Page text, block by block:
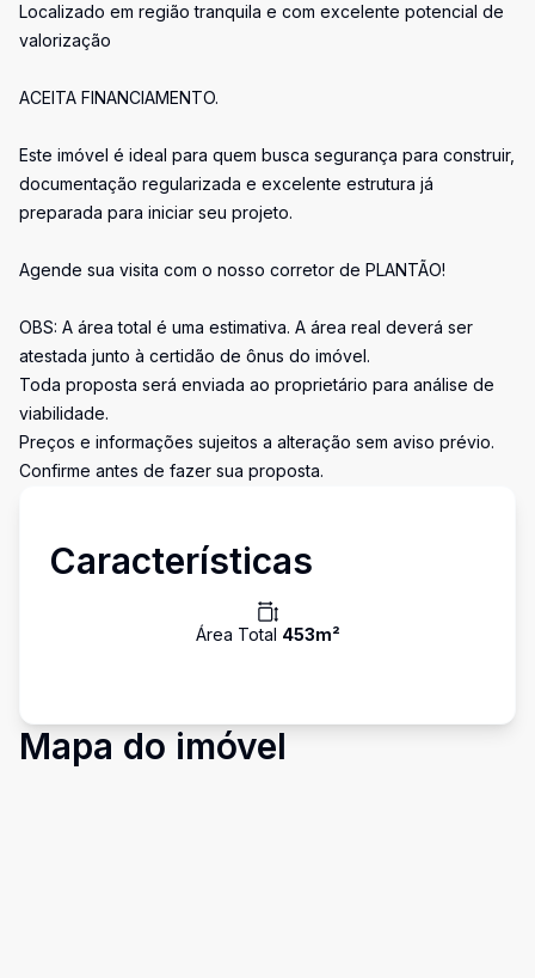
Localizado em região tranquila e com excelente potencial de
valorização
ACEITA FINANCIAMENTO.
Este imóvel é ideal para quem busca segurança para construir,
documentação regularizada e excelente estrutura já
preparada para iniciar seu projeto.
Agende sua visita com o nosso corretor de PLANTÃO!
OBS: A área total é uma estimativa. A área real deverá ser
atestada junto à certidão de ônus do imóvel.
Toda proposta será enviada ao proprietário para análise de
viabilidade.
Preços e informações sujeitos a alteração sem aviso prévio.
Confirme antes de fazer sua proposta.
Características
Área Total 453m²
Mapa do imóvel